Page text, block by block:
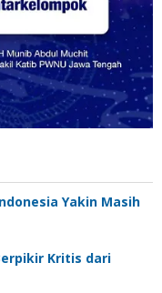
Yakin Masih
Kritis dari